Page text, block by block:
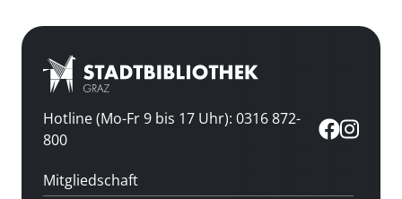
Hotline (Mo-Fr 9 bis 17 Uhr): 0316 872-
800
Mitgliedschaft